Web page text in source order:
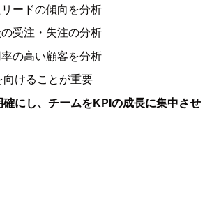
ードの傾向を分析
受注・失注の分析
の高い顧客を分析
けることが重要
にし、チームをKPIの成長に集中させ